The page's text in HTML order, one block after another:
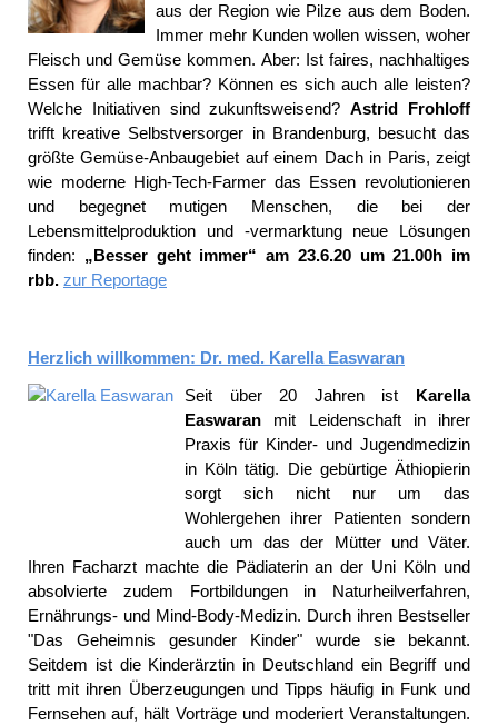
aus der Region wie Pilze aus dem Boden.
Immer mehr Kunden wollen wissen, woher
Fleisch und Gemüse kommen. Aber: Ist faires, nachhaltiges
Essen für alle machbar? Können es sich auch alle leisten?
Welche Initiativen sind zukunftsweisend?Astrid Frohloff
trifft kreative Selbstversorger in Brandenburg, besucht das
größte Gemüse-Anbaugebiet auf einem Dach in Paris, zeigt
wie moderne High-Tech-Farmer das Essen revolutionieren
und begegnet mutigen Menschen, die bei der
Lebensmittelproduktion und -vermarktung neue Lösungen
finden: „Besser geht immer“ am 23.6.20 um 21.00h im
rbb. zur Reportage
Herzlich willkommen: Dr. med. Karella Easwaran
Seit über 20 Jahren ist Karella
Easwaran mit Leidenschaft in ihrer
Praxis für Kinder- und Jugendmedizin
in Köln tätig. Die gebürtige Äthiopierin
sorgt sich nicht nur um das
Wohlergehen ihrer Patienten sondern
auch um das der Mütter und Väter.
Ihren Facharzt machte die Pädiaterin an der Uni Köln und
absolvierte zudem Fortbildungen in Naturheilverfahren,
Ernährungs- und Mind-Body-Medizin. Durch ihren Bestseller
"Das Geheimnis gesunder Kinder" wurde sie bekannt.
Seitdem ist die Kinderärztin in Deutschland ein Begriff und
tritt mit ihren Überzeugungen und Tipps häufig in Funk und
Fernsehen auf, hält Vorträge und moderiert Veranstaltungen.